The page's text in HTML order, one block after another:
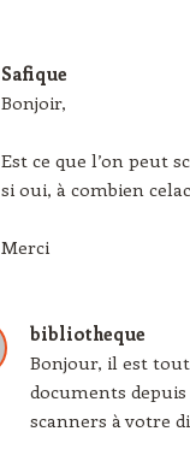
Safique
Bonjoir,
Est ce que l’on peut
si oui, à combien
Merci
bibliotheque
Bonjour, il est
documents
scanners à votre